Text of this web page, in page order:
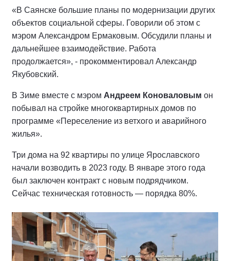
«В Саянске большие планы по модернизации других
объектов социальной сферы. Говорили об этом с
мэром Александром Ермаковым. Обсудили планы и
дальнейшее взаимодействие. Работа
продолжается», - прокомментировал Александр
Якубовский.
В Зиме вместе с мэром Андреем Коноваловым он
побывал на стройке многоквартирных домов по
программе «Переселение из ветхого и аварийного
жилья».
Три дома на 92 квартиры по улице Ярославского
начали возводить в 2023 году. В январе этого года
был заключен контракт с новым подрядчиком.
Сейчас техническая готовность — порядка 80%.